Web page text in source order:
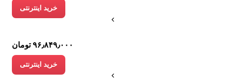
خرید اینترنتی
۹۶٫۸۴۹٫۰۰۰ تومان
خرید اینترنتی